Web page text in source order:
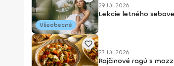
Všeobecné
29 Júl 2026
Lekcie letného
27 Júl 2026
Rajčinové ragú s